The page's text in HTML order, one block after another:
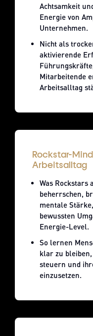
Achtsamkeit
Energie von
Unternehmen.
Nicht als
aktivierende
Mitarbeitende
Arbeitsalltag
Rockstar-
Arbeitsalltag
Was Rockstars
beherrschen,
mentale
bewussten
Energie-Level.
So lernen
klar zu
steuern und
einzusetzen.